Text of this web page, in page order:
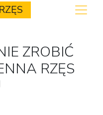
ZROBIĆ
RZĘS